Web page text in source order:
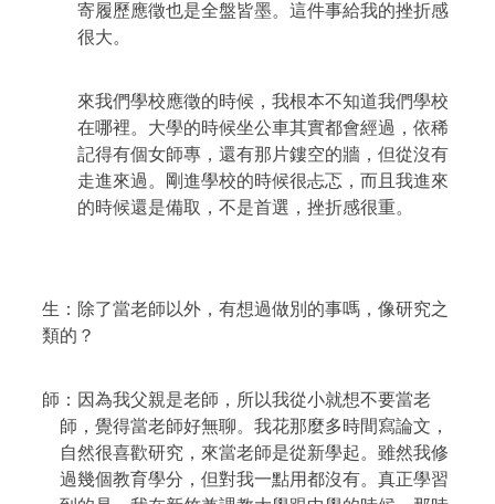
寄履歷應徵也是全盤皆墨。這件事給我的挫折感
很大。
來我們學校應徵的時候，我根本不知道我們學校
在哪裡。大學的時候坐公車其實都會經過，依稀
記得有個女師專，還有那片鏤空的牆，但從沒有
走進來過。剛進學校的時候很忐忑，而且我進來
的時候還是備取，不是首選，挫折感很重。
生：除了當老師以外，有想過做別的事嗎，像研究之
類的？
師：因為我父親是老師，所以我從小就想不要當老
師，覺得當老師好無聊。我花那麼多時間寫論文，
自然很喜歡研究，來當老師是從新學起。雖然我修
過幾個教育學分，但對我一點用都沒有。真正學習